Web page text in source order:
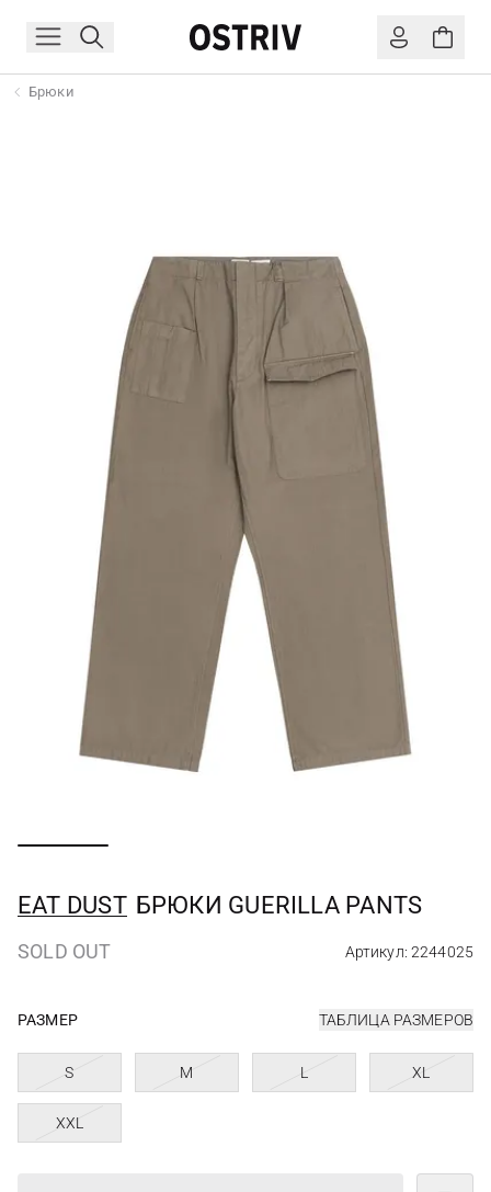
Брюки
EAT DUST БРЮКИ GUERILLA PANTS
SOLD OUT Артикул: 2244025
РАЗМЕР ТАБЛИЦА РАЗМЕРОВ
S M L XL
XXL